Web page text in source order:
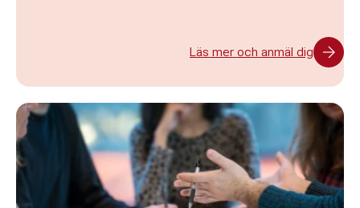
Läs mer och anmäl dig